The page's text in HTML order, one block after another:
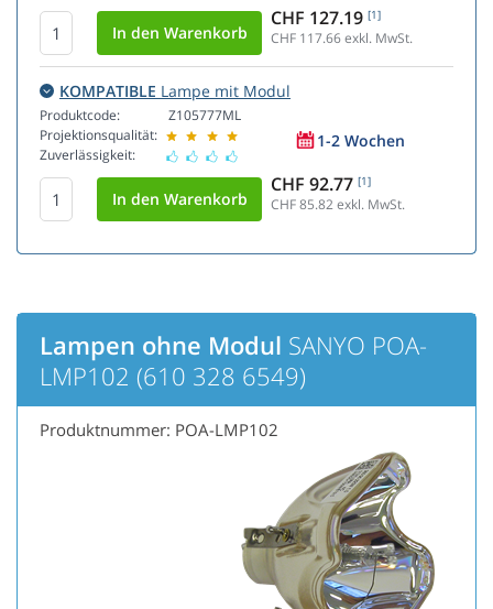
CHF 127.19 [1]
CHF 117.66exkl. MwSt.
KOMPATIBLE Lampe mit Modul
Produktcode:
Projektionsqualität:
Zuverlässigkeit:
Z105777ML
1-2 Wochen
CHF 92.77 [1]
CHF 85.82exkl. MwSt.
Lampen ohne Modul SANYO POA-
LMP102 (610 328 6549)
Produktnummer: POA-LMP102